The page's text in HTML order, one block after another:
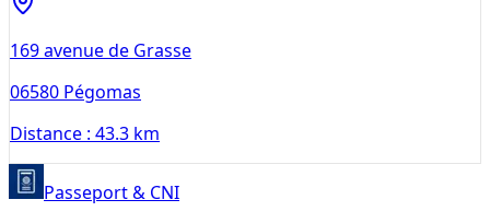
169 avenue de Grasse
06580 Pégomas
Distance : 43.3 km
Passeport & CNI